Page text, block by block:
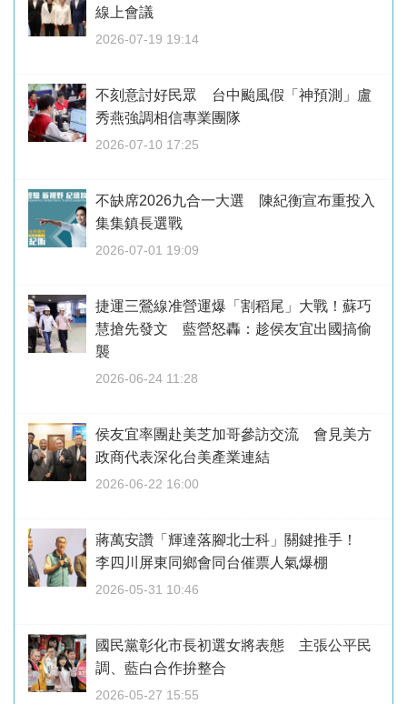
線上會議
2026-07-19 19:14
不刻意討好民眾 台中颱風假「神預測」盧
秀燕強調相信專業團隊
2026-07-10 17:25
不缺席2026九合一大選 陳紀衡宣布重投入
集集鎮長選戰
2026-07-01 19:09
捷運三鶯線准營運爆「割稻尾」大戰！蘇巧
慧搶先發文 藍營怒轟：趁侯友宜出國搞偷
襲
2026-06-24 11:28
侯友宜率團赴美芝加哥參訪交流 會見美方
政商代表深化台美產業連結
2026-06-22 16:00
蔣萬安讚「輝達落腳北士科」關鍵推手！
李四川屏東同鄉會同台催票人氣爆棚
2026-05-31 10:46
國民黨彰化市長初選女將表態 主張公平民
調、藍白合作拚整合
2026-05-27 15:55